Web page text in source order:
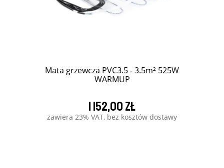
Mata grzewcza PVC3.5 - 3.5m² 525W
WARMUP
1 152,00 zł
zawiera 23% VAT, bez kosztów dostawy